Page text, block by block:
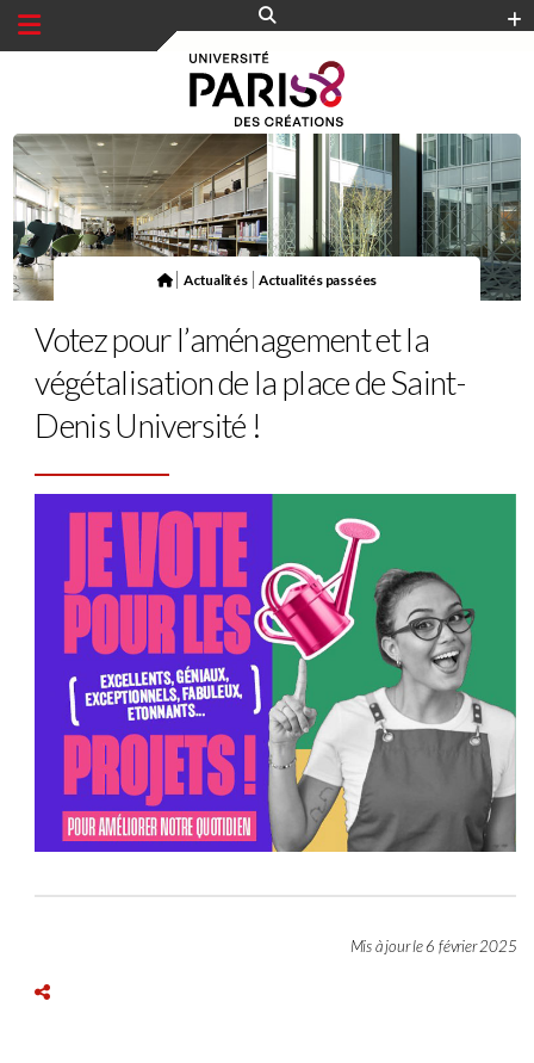
Actualités |Actualités passées
Votez pour l’aménagement et la
végétalisation de la place de Saint-
Denis Université !
Mis à jour le 6 février 2025
Panneau de gestion des cookies